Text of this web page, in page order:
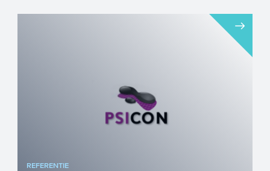
Heeft u internationale ambities en ziet u
REFERENTIE